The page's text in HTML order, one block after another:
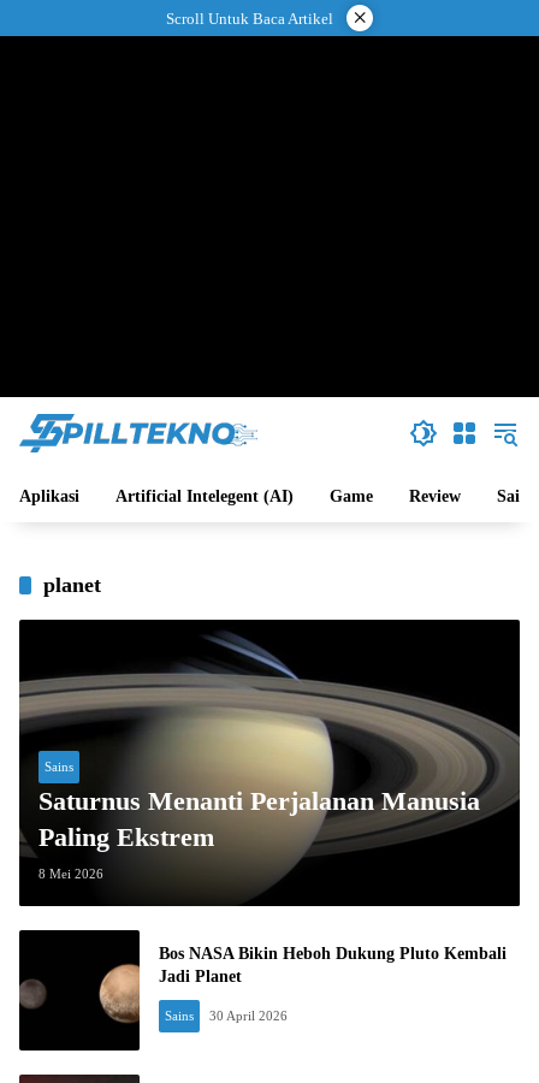
ke
Scroll Untuk Baca Artikel ×
Aplikasi Artificial Intelegent (AI) Game Review Sains
planet
Sains
Saturnus Menanti Perjalanan Manusia
Paling Ekstrem
8 Mei 2026
Bos NASA Bikin Heboh Dukung Pluto Kembali
Jadi Planet
Sains 30 April 2026